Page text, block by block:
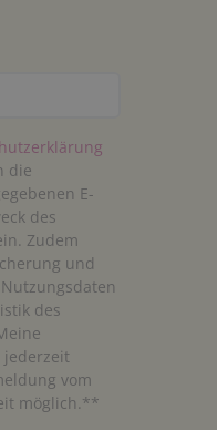
die
E-
des
Zudem
und
des
jederzeit
vom
möglich.**